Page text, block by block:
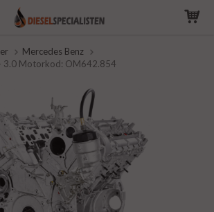
Mercedes Benz
3.0 Motorkod: OM642.854